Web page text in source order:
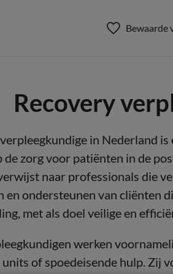
Bewaarde
Recovery
in Nederland
de zorg voor patiënten in de
naar professionals die
en ondersteunen van cliënten
met als doel veilige en
werken
of spoedeisende hulp. Zij